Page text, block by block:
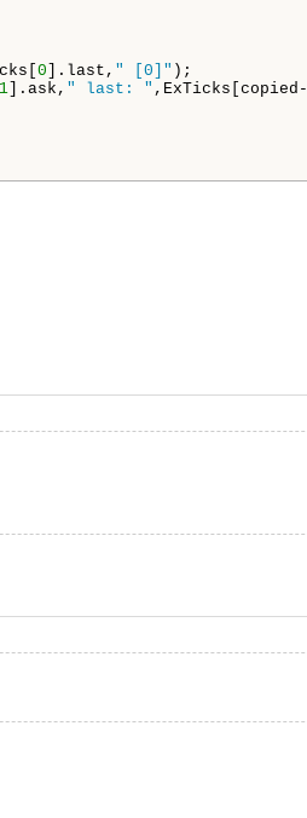
0 ].last, " [0]" );
1 ].ask, " last: " ,ExTicks[copied-